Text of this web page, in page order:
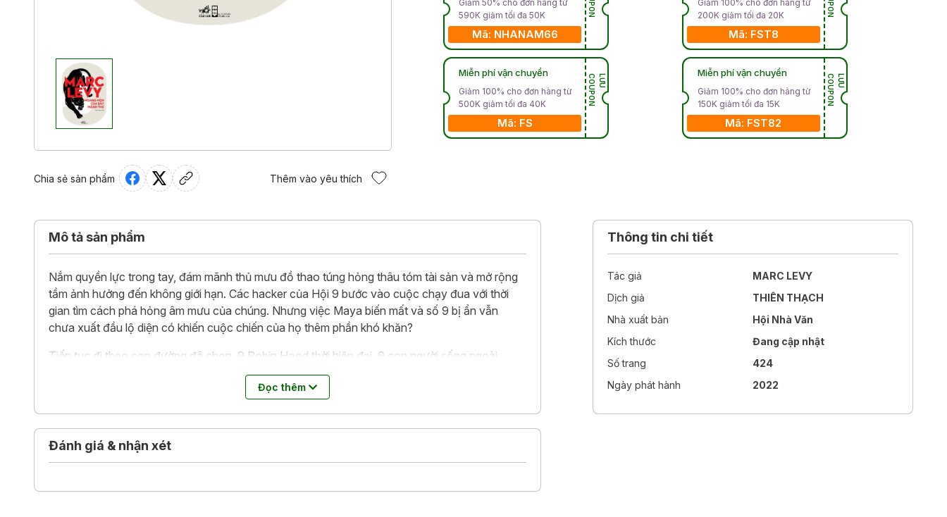
Chia sẻ sản phẩm Thêm vào yêu thích
Giảm 50% cho đơn hàng từ
590K giảm tối đa 50K
Mã: NHANAM66
Miễn phí vận chuyển
Giảm 100% cho đơn hàng từ
500K giảm tối đa 40K
Mã: FS
L
Ư
U
C
O
U
P
O
N
Giảm 100% cho đơn hàng từ
200K giảm tối đa 20K
Mã: FST8
Miễn phí vận chuyển
Giảm 100% cho đơn hàng từ
150K giảm tối đa 15K
Mã: FST82
L
Ư
U
C
O
U
P
O
N
Mô tả sản phẩm
Nắm quyền lực trong tay, đám mãnh thủ mưu đồ thao túng hỏng thâu tóm tài sản và mở rộng
tầm ảnh hưởng đến không giới hạn. Các hacker của Hội 9 bước vào cuộc chạy đua với thời
gian tìm cách phá hỏng âm mưu của chúng. Nhưng việc Maya biến mất và số 9 bị ẩn vẫn
chưa xuất đầu lộ diện có khiến cuộc chiến của họ thêm phần khó khăn?
Tiếp tục đi theo con đường đã chọn, 9 Robin Hood thời hiện đại, 9 con người sống ngoài
vòng pháp luật quyết tâm hành động để bảo vệ cái tốt. Một cuốn tiểu thuyết gay cấn và cảm
động vạch trần cho độc giả thấy những lệch lạc của thời đại chúng ta.
Đọc thêm
Đánh giá & nhận xét
Thông tin chi tiết
Tác giả
MARC LEVY
Dịch giả
THIÊN THẠCH
Nhà xuất bản
Hội Nhà Văn
Kích thước
Đang cập nhật
Số trang
424
Ngày phát hành
2022